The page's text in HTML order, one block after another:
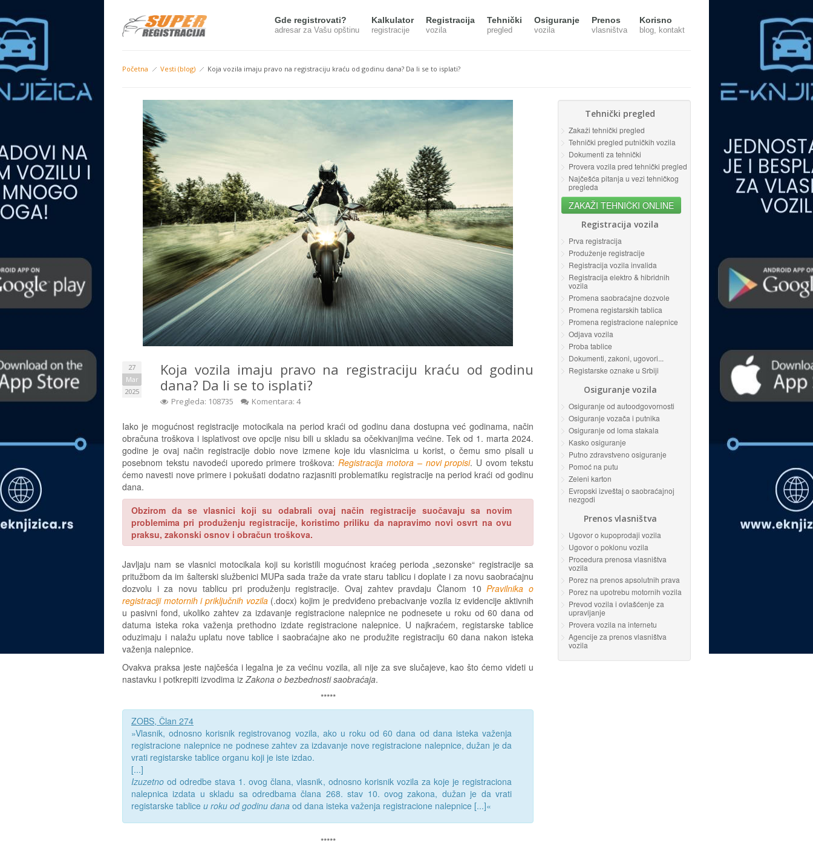
Gde registrovati?
adresar za Vašu opštinu
Kalkulator
registracije
Registracija
vozila
Tehnički
pregled
Osiguranje
vozila
Prenos
vlasništva
Korisno
blog, kontakt
Početna Vesti (blog) Koja vozila imaju pravo na registraciju kraću od godinu dana? Da li se to isplati?
27
Mar
2025
Koja vozila imaju pravo na registraciju kraću od godinu
dana? Da li se to isplati?
Pregleda: 108735 Komentara: 4
Iako je mogućnost registracije motocikala na period kraći od godinu dana dostupna već godinama, način
obračuna troškova i isplativost ove opcije nisu bili u skladu sa očekivanjima većine. Tek od 1. marta 2024.
godine je ovaj način registracije dobio nove izmene koje idu vlasnicima u korist, o čemu smo pisali u
posebnom tekstu navodeći uporedo primere troškova:Registracija motora – novi propisi. U ovom tekstu
ćemo navesti nove primere i pokušati dodatno razjasniti problematiku registracije na period kraći od godinu
dana.
Obzirom da se vlasnici koji su odabrali ovaj način registracije suočavaju sa novim
problemima pri produženju registracije, koristimo priliku da napravimo novi osvrt na ovu
praksu, zakonski osnov i obračun troškova.
Javljaju nam se vlasnici motocikala koji su koristili mogućnost kraćeg perioda „sezonske“ registracije sa
pritužbom da im šalterski službenici MUPa sada traže da vrate staru tablicu i doplate i za novu saobraćajnu
dozvolu i za novu tablicu pri produženju registracije. Ovaj zahtev pravdaju Članom 10Pravilnika o
registraciji motornih i priključnih vozila(.docx) kojim je predviđeno prebacivanje vozila iz evidencije aktivnih
u pasivni fond, ukoliko zahtev za izdavanje registracione nalepnice ne podnesete u roku od 60 dana od
datuma isteka roka važenja prethodno izdate registracione nalepnice. U najkraćem, registarske tablice
oduzimaju i nalažu uplatu nove tablice i saobraćajne ako ne produžite registraciju 60 dana nakon isteka
važenja nalepnice.
Ovakva praksa jeste najčešća i legalna je za većinu vozila, ali nije za sve slučajeve, kao što ćemo videti u
nastavku i potkrepiti izvodima izZakona o bezbednosti saobraćaja.
*****
ZOBS, Član 274
»Vlasnik, odnosno korisnik registrovanog vozila, ako u roku od 60 dana od dana isteka važenja
registracione nalepnice ne podnese zahtev za izdavanje nove registracione nalepnice, dužan je da
vrati registarske tablice organu koji je iste izdao.
[...]
Izuzetno od odredbe stava 1. ovog člana, vlasnik, odnosno korisnik vozila za koje je registraciona
nalepnica izdata u skladu sa odredbama člana 268. stav 10. ovog zakona, dužan je da vrati
registarske tablice u roku od godinu dana od dana isteka važenja registracione nalepnice [...]«
*****
Tehnički pregled
Zakaži tehnički pregled
Tehnički pregled putničkih vozila
Dokumenti za tehnički
Provera vozila pred tehnički pregled
Najčešća pitanja u vezi tehničkog
pregleda
ZAKAŽI TEHNIČKI ONLINE
Registracija vozila
Prva registracija
Produženje registracije
Registracija vozila invalida
Registracija elektro & hibridnih
vozila
Promena saobraćajne dozvole
Promena registarskih tablica
Promena registracione nalepnice
Odjava vozila
Proba tablice
Dokumenti, zakoni, ugovori...
Registarske oznake u Srbiji
Osiguranje vozila
Osiguranje od autoodgovornosti
Osiguranje vozača i putnika
Osiguranje od loma stakala
Kasko osiguranje
Putno zdravstveno osiguranje
Pomoć na putu
Zeleni karton
Evropski izveštaj o saobraćajnoj
nezgodi
Prenos vlasništva
Ugovor o kupoprodaji vozila
Ugovor o poklonu vozila
Procedura prenosa vlasništva
vozila
Porez na prenos apsolutnih prava
Porez na upotrebu motornih vozila
Prevod vozila i ovlašćenje za
upravljanje
Provera vozila na internetu
Agencije za prenos vlasništva
vozila